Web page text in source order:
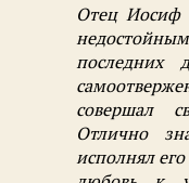
Отец Иосиф
совершал
Отлично
исполнял